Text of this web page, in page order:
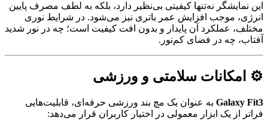
این نمایشگر نه‌تنها کیفیتی بی‌نظیر دارد، بلکه به لطف مصرف پایین
انرژی، موجب افزایش عمر باتری نیز می‌شود. در شرایط نوری
مختلف، عملکرد آن پایدار و بدون افت کیفیت است؛ چه در نور شدید
آفتاب، چه در فضای کم‌نور.
⚙️ امکانات سلامتی و ورزشی
Galaxy Fit3 به عنوان یک مچ بند ورزشی حرفه‌ای، قابلیت‌هایی
فراتر از یک ابزار معمولی در اختیار کاربران قرار می‌دهد: